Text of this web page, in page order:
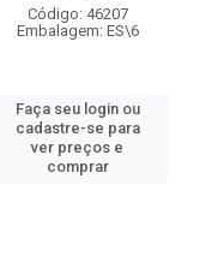
Código: 46207
Embalagem: ES\6
Faça seu login ou
cadastre-se para
ver preços e
comprar